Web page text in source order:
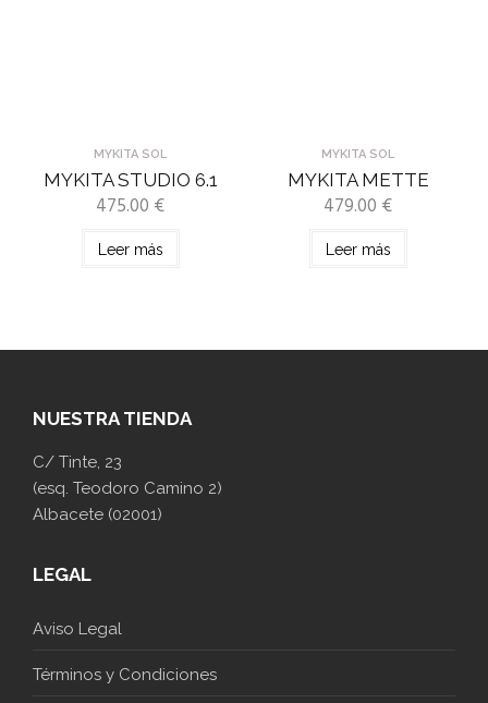
MYKITA SOL
MYKITA STUDIO 6.1
475.00 €
Leer más
MYKITA SOL
MYKITA METTE
479.00 €
Leer más
NUESTRA TIENDA
C/ Tinte, 23
(esq. Teodoro Camino 2)
Albacete (02001)
LEGAL
Aviso Legal
Términos y Condiciones